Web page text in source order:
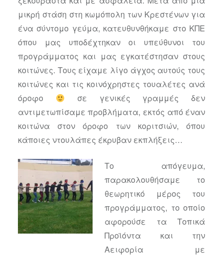
μικρή στάση στη κωμόπολη των Κρεστένων για
ένα σύντομο γεύμα, κατευθυνθήκαμε στο ΚΠΕ
όπου μας υποδέχτηκαν οι υπεύθυνοι του
προγράμματος και μας εγκατέστησαν στους
κοιτώνες. Τους είχαμε λίγο άγχος αυτούς τους
κοιτώνες και τις κοινόχρηστες τουαλέτες ανά
όροφο
σε γενικές γραμμές δεν
αντιμετωπίσαμε προβλήματα, εκτός από έναν
κοιτώνα στον όροφο των κοριτσιών, όπου
κάποιες ντουλάπες έκρυβαν εκπλήξεις…
Το απόγευμα,
παρακολουθήσαμε το
θεωρητικό μέρος του
προγράμματος, το οποίο
αφορούσε τα Τοπικά
Προϊόντα και την
Αειφορία με